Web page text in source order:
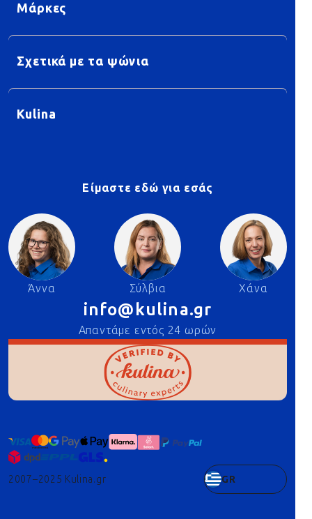
Μάρκες
Σχετικά με τα ψώνια
Kulina
Είμαστε εδώ για εσάς
Άννα Σύλβια Χάνα
info@kulina.gr
Απαντάμε εντός 24 ωρών
2007–2025 Kulina.gr GR